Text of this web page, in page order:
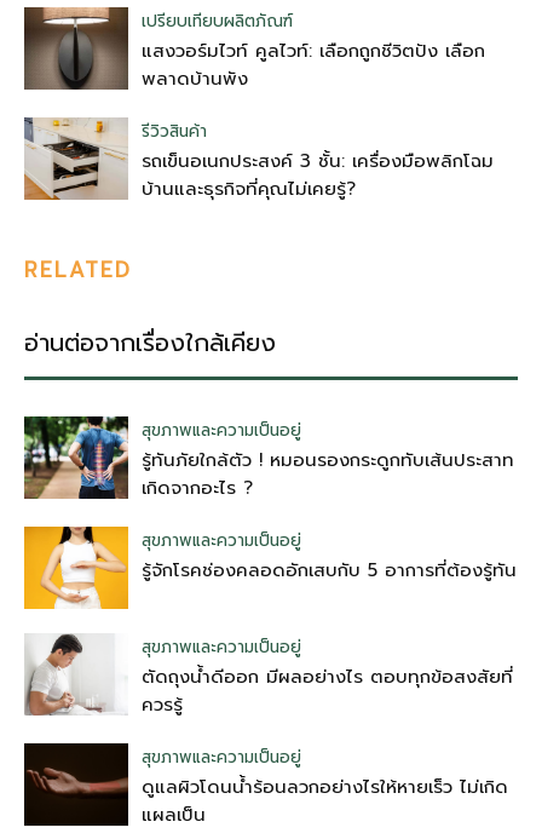
เปรียบเทียบผลิตภัณฑ์
แสงวอร์มไวท์ คูลไวท์: เลือกถูกชีวิตปัง เลือก
พลาดบ้านพัง
รีวิวสินค้า
รถเข็นอเนกประสงค์ 3 ชั้น: เครื่องมือพลิกโฉม
บ้านและธุรกิจที่คุณไม่เคยรู้?
RELATED
อ่านต่อจากเรื่องใกล้เคียง
สุขภาพและความเป็นอยู่
รู้ทันภัยใกล้ตัว ! หมอนรองกระดูกทับเส้นประสาท
เกิดจากอะไร ?
สุขภาพและความเป็นอยู่
รู้จักโรคช่องคลอดอักเสบกับ 5 อาการที่ต้องรู้ทัน
สุขภาพและความเป็นอยู่
ตัดถุงน้ําดีออก มีผลอย่างไร ตอบทุกข้อสงสัยที่
ควรรู้
สุขภาพและความเป็นอยู่
ดูแลผิวโดนน้ำร้อนลวกอย่างไรให้หายเร็ว ไม่เกิด
แผลเป็น